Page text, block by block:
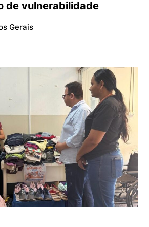
de vulnerabilidade
Gerais